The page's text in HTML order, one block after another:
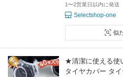
1〜2営業日以内に発送
Selectshop-one
似
★清潔に使える使
タイヤカバー タ